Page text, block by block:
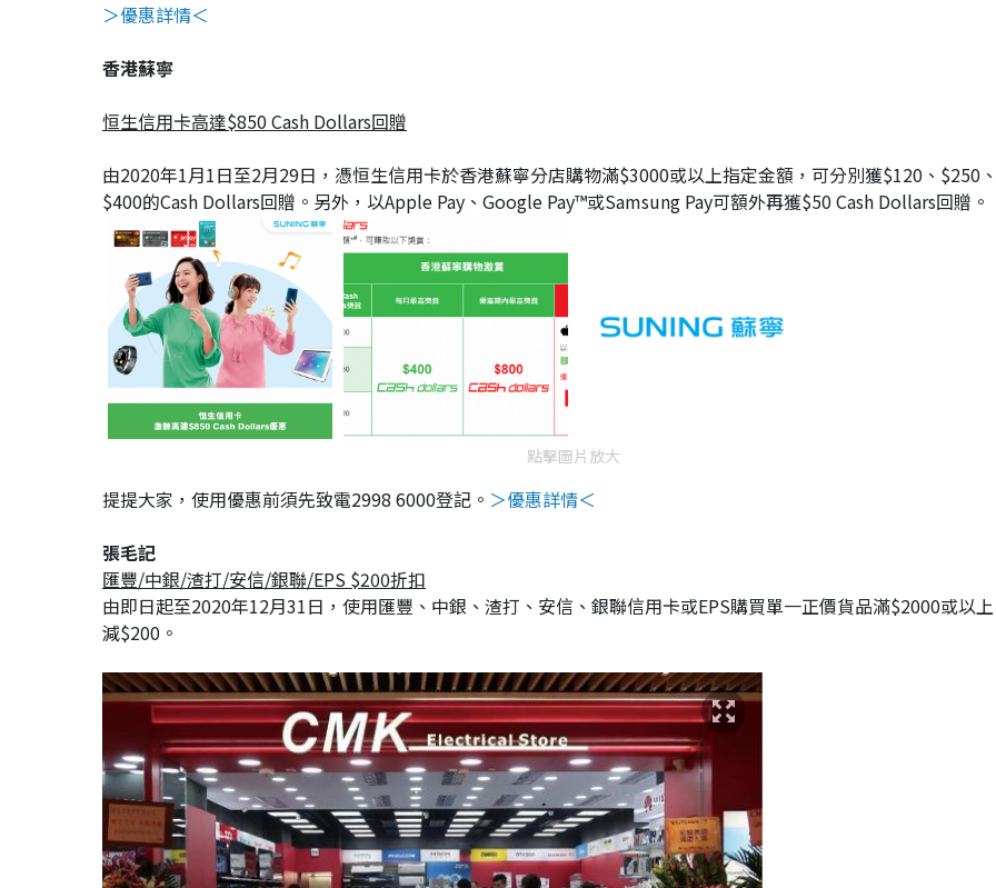
＞優惠詳情＜
香港蘇寧
恒生信用卡高達$850 Cash Dollars回贈
由2020年1月1日至2月29日，憑恒生信用卡於香港蘇寧分店購物滿$3000或以上指定金額，可分別獲$120、$250
$400的Cash Dollars回贈。另外，以Apple Pay、Google Pay™或Samsung Pay可額外再獲$50 Cash Dollars回贈。
點擊圖片放大
提提大家，使用優惠前須先致電2998 6000登記。 ＞優惠詳情＜
張毛記
匯豐/中銀/渣打/安信/銀聯/EPS $200折扣
由即日起至2020年12月31日，使用匯豐、中銀、渣打、安信、銀聯信用卡或EPS購買單一正價貨品滿$2000或以
減$200。